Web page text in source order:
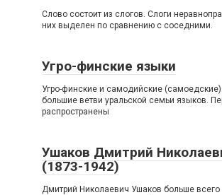
Слово состоит из слогов. Слоги
них выделен по сравнению с соседними.
Угро-финские языки
Угро-финские и самодийские
большие ветви уральской семьи языков.
распространены
Ушаков Дмитрий
(1873-1942)
Дмитрий Николаевич Ушаков больше всего